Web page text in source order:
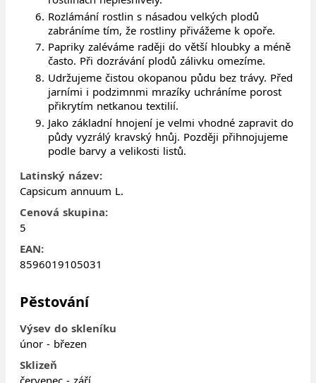
Rozlámání rostlin s násadou velkých plodů
zabráníme tím, že rostliny přivážeme k opoře.
Papriky zaléváme raději do větší hloubky a méně
často. Při dozrávání plodů zálivku omezíme.
Udržujeme čistou okopanou půdu bez trávy. Před
jarními i podzimnmi mrazíky uchráníme porost
přikrytím netkanou textilií.
Jako základní hnojení je velmi vhodné zapravit do
půdy vyzrálý kravský hnůj. Později přihnojujeme
podle barvy a velikosti listů.
Latinský název:
Capsicum annuum L.
Cenová skupina:
5
EAN:
8596019105031
Pěstování
Výsev do skleníku
únor - březen
Sklizeň
červenec - září